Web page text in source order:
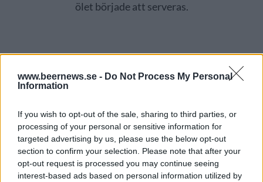
www.beernews.se - Do Not Process My Personal
Information
If you wish to opt-out of the sale, sharing to third parties, or
processing of your personal or sensitive information for
targeted advertising by us, please use the below opt-out
section to confirm your selection. Please note that after your
opt-out request is processed you may continue seeing
interest-based ads based on personal information utilized by
ölet började att serveras.